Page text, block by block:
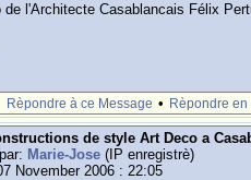
de l'Architecte Casablancais Félix
Rèpondre à ce Message • Rèpondre
de style Art Deco a
Marie-Jose (IP enregistrè)
November 2006 : 22:05